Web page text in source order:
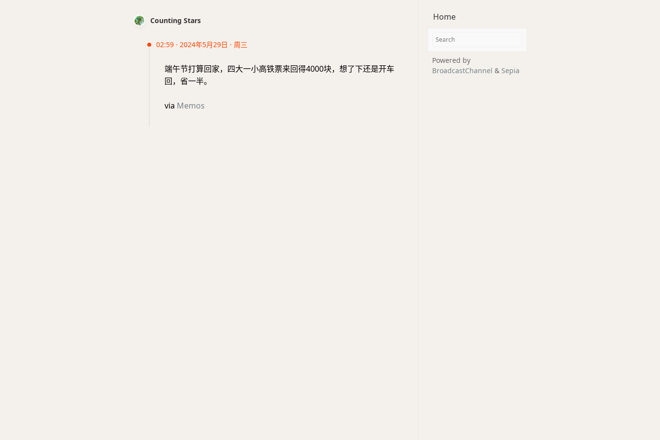
Counting Stars
02:59 · 2024年5月29日 · 周三
端午节打算回家，四大一小高铁票来回得4000块，想了下还是开车
回，省一半。
via Memos
Home
Powered by
BroadcastChannel & Sepia